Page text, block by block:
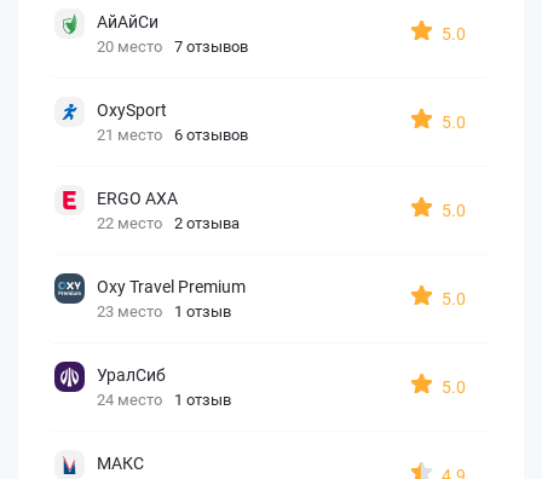
АйАйСи
20 место 7 отзывов
5.0
OxySport
21 место 6 отзывов
5.0
ERGO AXA
22 место 2 отзыва
5.0
Oxy Travel Premium
23 место 1 отзыв
5.0
УралСиб
24 место 1 отзыв
5.0
МАКС
4.9